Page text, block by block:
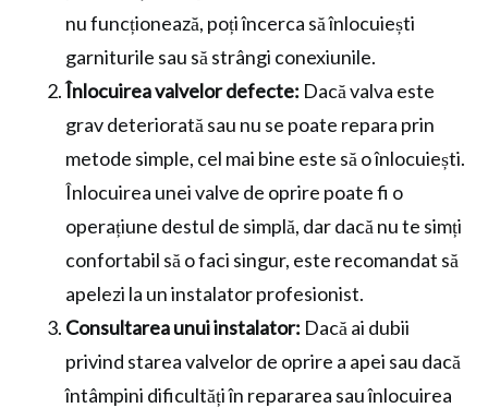
nu funcționează, poți încerca să înlocuiești
garniturile sau să strângi conexiunile.
Înlocuirea valvelor defecte: Dacă valva este
grav deteriorată sau nu se poate repara prin
metode simple, cel mai bine este să o înlocuiești.
Înlocuirea unei valve de oprire poate fi o
operațiune destul de simplă, dar dacă nu te simți
confortabil să o faci singur, este recomandat să
apelezi la un instalator profesionist.
Consultarea unui instalator: Dacă ai dubii
privind starea valvelor de oprire a apei sau dacă
întâmpini dificultăți în repararea sau înlocuirea